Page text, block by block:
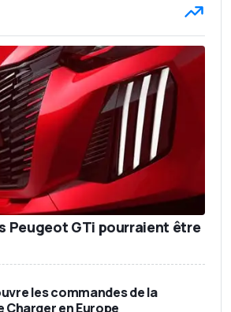
Peugeot GTi pourraient être
les commandes de la
Charger en Europe